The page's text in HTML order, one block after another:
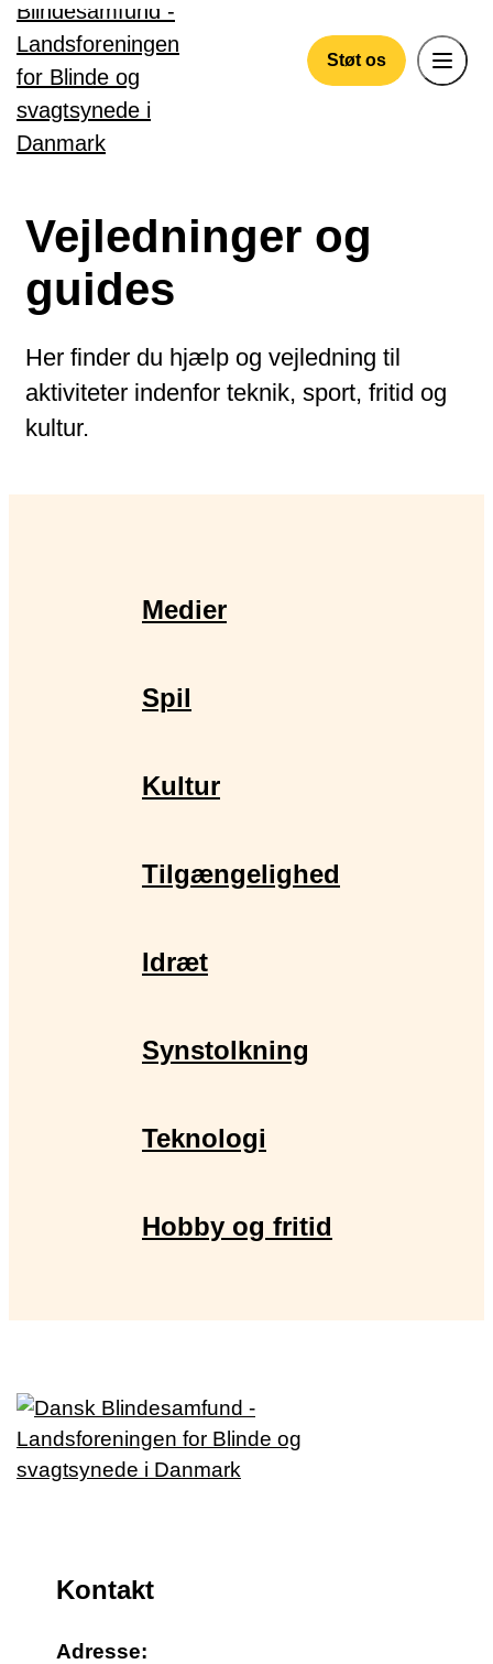
Gå til hovedindhold
Støt os
Vejledninger og
guides
Her finder du hjælp og vejledning til
aktiviteter indenfor teknik, sport, fritid og
kultur.
Medier
Spil
Kultur
Tilgængelighed
Idræt
Synstolkning
Teknologi
Hobby og fritid
Kontakt
Adresse: